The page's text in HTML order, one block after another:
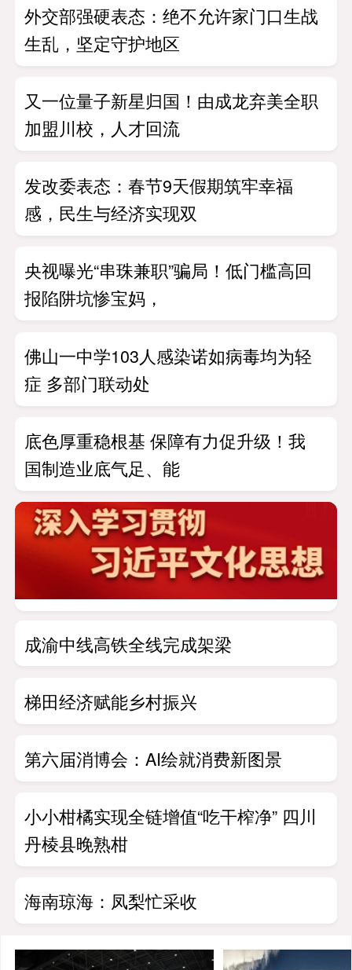
外交部强硬表态：绝不允许家门口生战
生乱，坚定守护地区
又一位量子新星归国！由成龙弃美全职
加盟川校，人才回流
发改委表态：春节9天假期筑牢幸福
感，民生与经济实现双
央视曝光“串珠兼职”骗局！低门槛高回
报陷阱坑惨宝妈，
佛山一中学103人感染诺如病毒均为轻
症 多部门联动处
底色厚重稳根基 保障有力促升级！我
国制造业底气足、能
成渝中线高铁全线完成架梁
梯田经济赋能乡村振兴
第六届消博会：AI绘就消费新图景
小小柑橘实现全链增值“吃干榨净” 四川
丹棱县晚熟柑
海南琼海：凤梨忙采收